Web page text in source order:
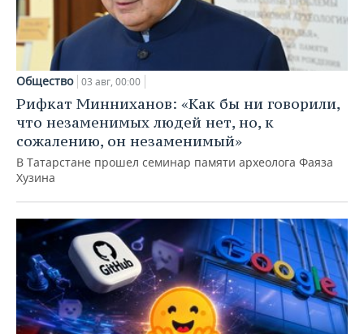
Общество 03 авг, 00:00
Рифкат Минниханов: «Как бы ни говорили,
что незаменимых людей нет, но, к
сожалению, он незаменимый»
В Татарстане прошел семинар памяти археолога Фаяза
Хузина